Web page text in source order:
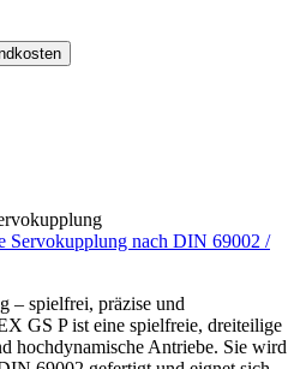
nach DIN 69002 /
– spielfrei, präzise und
GS P ist eine spielfreie, dreiteilige
hochdynamische Antriebe. Sie wird